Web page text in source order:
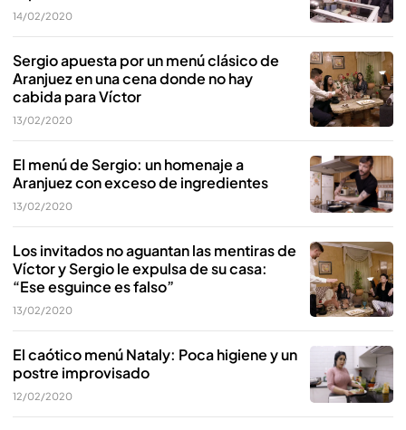
14/02/2020
Sergio apuesta por un menú clásico de
Aranjuez en una cena donde no hay
cabida para Víctor
13/02/2020
El menú de Sergio: un homenaje a
Aranjuez con exceso de ingredientes
13/02/2020
Los invitados no aguantan las mentiras de
Víctor y Sergio le expulsa de su casa:
“Ese esguince es falso”
13/02/2020
El caótico menú Nataly: Poca higiene y un
postre improvisado
12/02/2020